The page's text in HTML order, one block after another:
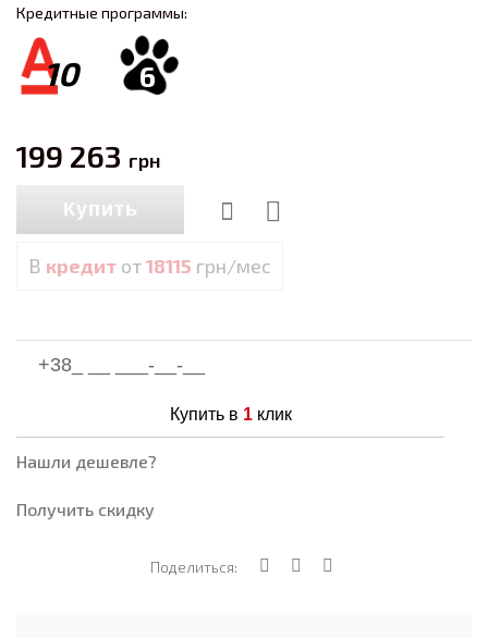
Кредитные программы:
10 6
199 263 грн
Купить
В кредит от18115 грн/мес
Купить в 1клик
Нашли дешевле?
Получить скидку
Поделиться: